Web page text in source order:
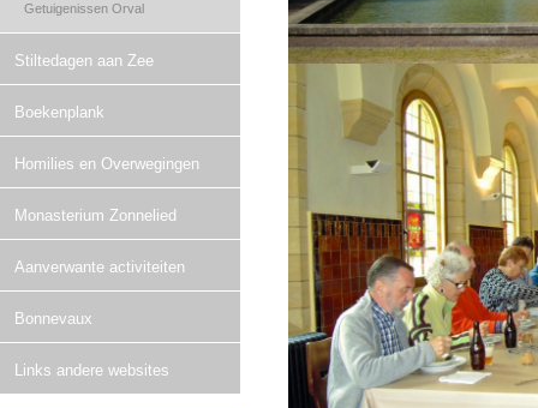
Getuigenissen Orval
Stiltedagen aan Zee
Boekenplank
Homilies en Overwegingen
Monasterium Zonnelied
Aanverwante activiteiten
Bonnevaux
Links andere websites